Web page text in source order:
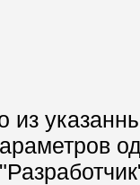
из